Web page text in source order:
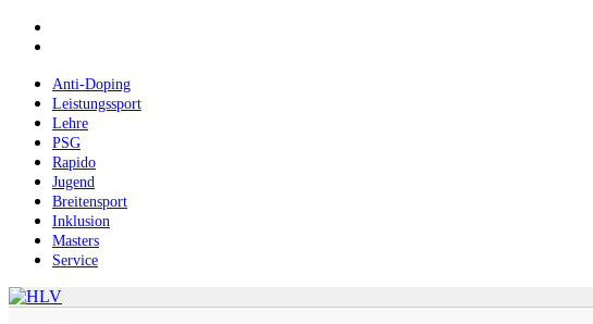
Skip
contentAnti-Doping
Leistungssport
Lehre
PSG
Rapido
Jugend
Breitensport
Inklusion
Masters
Service